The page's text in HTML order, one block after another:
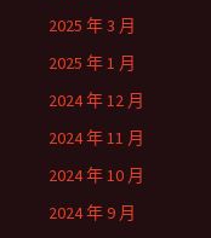
2025 年 3 月
2025 年 1 月
2024 年 12 月
2024 年 11 月
2024 年 10 月
2024 年 9 月